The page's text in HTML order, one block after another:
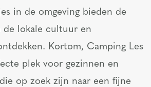
in de omgeving bieden de
de lokale cultuur en
Kortom, Camping Les
plek voor gezinnen en
op zoek zijn naar een fijne